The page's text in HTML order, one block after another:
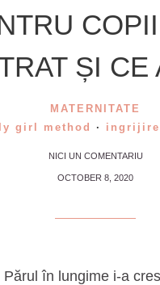
ȘI CE
MATERNITATE
girl method
· ingrijire
NICI UN COMENTARIU
OCTOBER 8, 2020
în lungime i-a